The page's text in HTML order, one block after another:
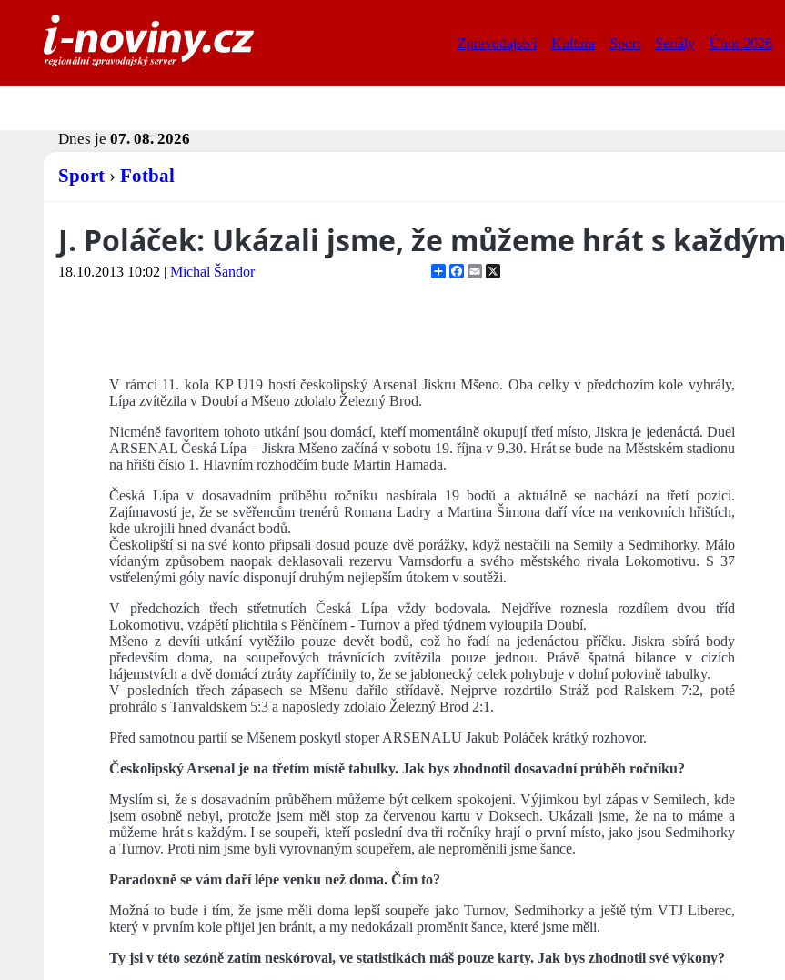
Zpravodajství Kultura Sport Seriály Únor 2026
Dnes je 07. 08. 2026
Sport › Fotbal
J. Poláček: Ukázali jsme, že můžeme hrát s každým
18.10.2013 10:02 | Michal Šandor ShareFacebook
Email
V rámci 11. kola KP U19 hostí českolipský Arsenal Jiskru Mšeno. Oba celky v předchozím kole vyhrály,
Lípa zvítězila v Doubí a Mšeno zdolalo Železný Brod.
Nicméně favoritem tohoto utkání jsou domácí, kteří momentálně okupují třetí místo, Jiskra je jedenáctá. Duel
ARSENAL Česká Lípa – Jiskra Mšeno začíná v sobotu 19. října v 9.30. Hrát se bude na Městském stadionu
na hřišti číslo 1. Hlavním rozhodčím bude Martin Hamada.
Česká Lípa v dosavadním průběhu ročníku nasbírala 19 bodů a aktuálně se nachází na třetí pozici.
Zajímavostí je, že se svěřencům trenérů Romana Ladry a Martina Šimona daří více na venkovních hřištích,
kde ukrojili hned dvanáct bodů.
Českolipští si na své konto připsali dosud pouze dvě porážky, když nestačili na Semily a Sedmihorky. Málo
vídaným způsobem naopak deklasovali rezervu Varnsdorfu a svého městského rivala Lokomotivu. S 37
vstřelenými góly navíc disponují druhým nejlepším útokem v soutěži.
V předchozích třech střetnutích Česká Lípa vždy bodovala. Nejdříve roznesla rozdílem dvou tříd
Lokomotivu, vzápětí plichtila s Pěnčínem - Turnov a před týdnem vyloupila Doubí.
Mšeno z devíti utkání vytěžilo pouze devět bodů, což ho řadí na jedenáctou příčku. Jiskra sbírá body
především doma, na soupeřových trávnících zvítězila pouze jednou. Právě špatná bilance v cizích
hájemstvích a dvě domácí ztráty zapříčinily to, že se jablonecký celek pohybuje v dolní polovině tabulky.
V posledních třech zápasech se Mšenu dařilo střídavě. Nejprve rozdrtilo Stráž pod Ralskem 7:2, poté
prohrálo s Tanvaldskem 5:3 a naposledy zdolalo Železný Brod 2:1.
Před samotnou partií se Mšenem poskytl stoper ARSENALU Jakub Poláček krátký rozhovor.
Českolipský Arsenal je na třetím místě tabulky. Jak bys zhodnotil dosavadní průběh ročníku?
Myslím si, že s dosavadním průběhem můžeme být celkem spokojeni. Výjimkou byl zápas v Semilech, kde
jsem osobně nebyl, protože jsem měl stop za červenou kartu v Doksech. Ukázali jsme, že na to máme a
můžeme hrát s každým. I se soupeři, kteří poslední dva tři ročníky hrají o první místo, jako jsou Sedmihorky
a Turnov. Proti nim jsme byli vyrovnaným soupeřem, ale neproměnili jsme šance.
Paradoxně se vám daří lépe venku než doma. Čím to?
Možná to bude i tím, že jsme měli doma lepší soupeře jako Turnov, Sedmihorky a ještě tým VTJ Liberec,
který v prvním kole přijel jen bránit, a my nedokázali proměnit šance, které jsme měli.
Ty jsi v této sezóně zatím neskóroval, ve statistikách máš pouze karty. Jak bys zhodnotil své výkony?